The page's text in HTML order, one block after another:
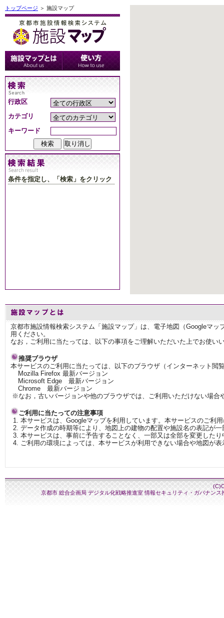
トップページ ＞ 施設マップ
行政区
カテゴリ
キーワード
条件を指定し、「検索」をクリック
京都市施設情報検索システム「施設マップ」は、電子地図（Googleマ
用ください。
なお，ご利用に当たっては、以下の事項をご理解いただいた上でお使い
推奨ブラウザ
本サービスのご利用に当たっては、以下のブラウザ（インターネット閲
Mozilla Firefox 最新バージョン
Microsoft Edge 最新バージョン
Chrome 最新バージョン
※なお，古いバージョンや他のブラウザでは、ご利用いただけない場合
ご利用に当たっての注意事項
本サービスは、Googleマップを利用しています。本サービスのご利
データ作成の時期等により、地図上の建物の配置や施設名の表記が
本サービスは、事前に予告することなく、一部又は全部を変更した
ご利用の環境によっては、本サービスが利用できない場合や地図が
京都市 総合企画局 デジタル化戦略推進室 情報セキュリティ・ガバナン